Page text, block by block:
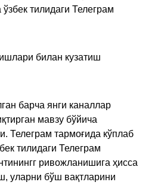
тилидаги Телеграм
билан кузатиш
барча янги каналлар
мавзу бўйича
Телеграм тармоғида кўплаб
тилидаги Телеграм
ривожланишига ҳисса
уларни бўш вақтларини